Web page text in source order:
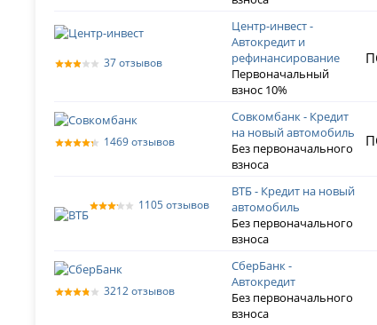
37 отзывов
Центр-инвест -
Автокредит и
рефинансирование
Первоначальный
взнос 10%
1469 отзывов
Совкомбанк - Кредит
на новый автомобиль
Без первоначального
взноса
1105 отзывов
ВТБ - Кредит на новый
автомобиль
Без первоначального
взноса
3212 отзывов
СберБанк -
Автокредит
Без первоначального
взноса